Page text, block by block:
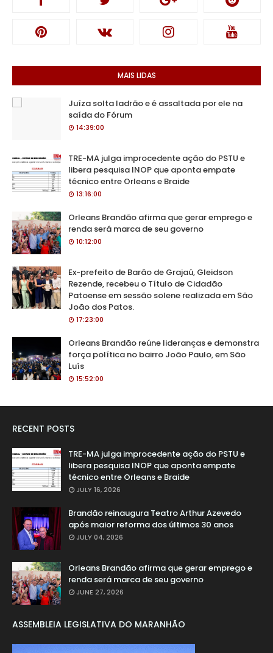
MAIS LIDAS
Juíza solta ladrão e é assaltada por ele na
saída do Fórum
14:39:00
TRE-MA julga improcedente ação do PSTU e
libera pesquisa INOP que aponta empate
técnico entre Orleans e Braide
13:16:00
Orleans Brandão afirma que gerar emprego e
renda será marca de seu governo
10:12:00
Ex-prefeito de Barão de Grajaú, Gleidson
Rezende, recebeu o Título de Cidadão
Patoense em sessão solene realizada em São
João dos Patos.
17:23:00
Orleans Brandão reúne lideranças e demonstra
força política no bairro João Paulo, em São
Luís
15:52:00
RECENT POSTS
TRE-MA julga improcedente ação do PSTU e
libera pesquisa INOP que aponta empate
técnico entre Orleans e Braide
JULY 16, 2026
Brandão reinaugura Teatro Arthur Azevedo
após maior reforma dos últimos 30 anos
JULY 04, 2026
Orleans Brandão afirma que gerar emprego e
renda será marca de seu governo
JUNE 27, 2026
ASSEMBLEIA LEGISLATIVA DO MARANHÃO